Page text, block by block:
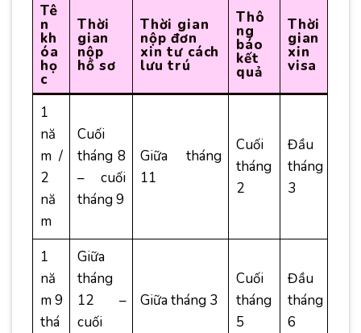
Tê
n
kh
óa
họ
c
Thời
gian
nộp
hồ sơ
Thời gian
nộp đơn
xin tư cách
lưu trú
Thô
ng
báo
kết
quả
Thời
gian
xin
visa
1
nă
m /
2
nă
m
Cuối
tháng 8
– cuối
tháng 9
Giữa tháng
11
Cuối
tháng
2
Đầu
tháng
3
1
nă
m 9
thá
Giữa
tháng
12 –
cuối
Giữa tháng 3
Cuối
tháng
5
Đầu
tháng
6